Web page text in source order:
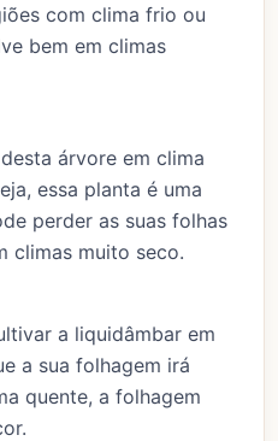
com clima frio ou
bem em climas
árvore em clima
essa planta é uma
perder as suas folhas
climas muito seco.
a liquidâmbar em
a sua folhagem irá
quente, a folhagem